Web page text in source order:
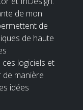
de mon
de
de haute
logiciels et
de manière
idées